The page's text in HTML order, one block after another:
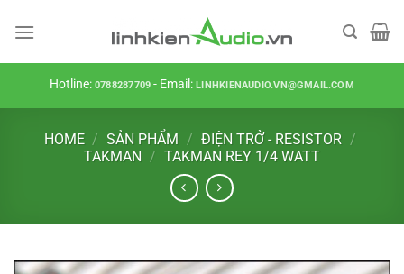
Hotline:0788287709 - Email:LINHKIENAUDIO.VN@GMAIL.COM
HOME / SẢN PHẨM / ĐIỆN TRỞ - RESISTOR /
TAKMAN / TAKMAN REY 1/4 WATT